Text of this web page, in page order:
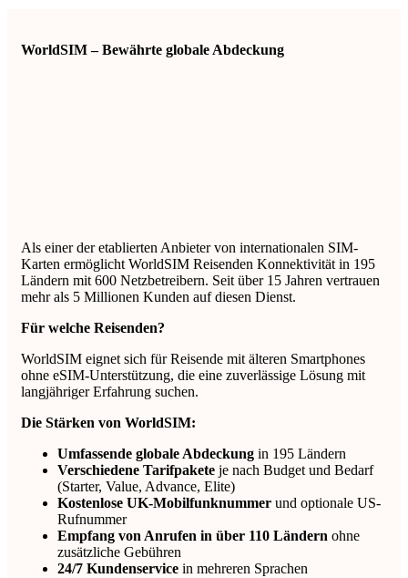
WorldSIM – Bewährte globale Abdeckung
Als einer der etablierten Anbieter von internationalen SIM-
Karten ermöglicht WorldSIM Reisenden Konnektivität in 195
Ländern mit 600 Netzbetreibern. Seit über 15 Jahren vertrauen
mehr als 5 Millionen Kunden auf diesen Dienst.
Für welche Reisenden?
WorldSIM eignet sich für Reisende mit älteren Smartphones
ohne eSIM-Unterstützung, die eine zuverlässige Lösung mit
langjähriger Erfahrung suchen.
Die Stärken von WorldSIM:
Umfassende globale Abdeckung in 195 Ländern
Verschiedene Tarifpakete je nach Budget und Bedarf
(Starter, Value, Advance, Elite)
Kostenlose UK-Mobilfunknummer und optionale US-
Rufnummer
Empfang von Anrufen in über 110 Ländern ohne
zusätzliche Gebühren
24/7 Kundenservice in mehreren Sprachen